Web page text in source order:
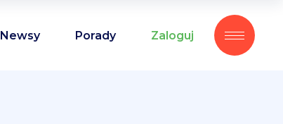
Newsy Porady Zaloguj